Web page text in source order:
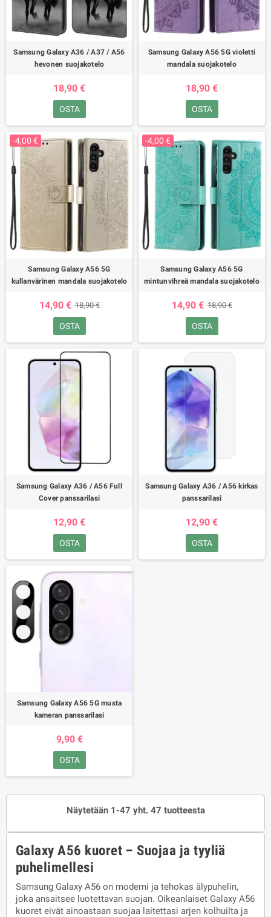
Samsung Galaxy A36 / A37 / A56
hevonen suojakotelo
18,90 €
OSTA
Samsung Galaxy A56 5G violetti
mandala suojakotelo
18,90 €
OSTA
-4,00 €
Samsung Galaxy A56 5G
kullanvärinen mandala suojakotelo
14,90 € 18,90 €
OSTA
-4,00 €
Samsung Galaxy A56 5G
mintunvihreä mandala suojakotelo
14,90 € 18,90 €
OSTA
Samsung Galaxy A36 / A56 Full
Cover panssarilasi
12,90 €
OSTA
Samsung Galaxy A36 / A56 kirkas
panssarilasi
12,90 €
OSTA
Samsung Galaxy A56 5G musta
kameran panssarilasi
9,90 €
OSTA
Näytetään 1-47 yht. 47 tuotteesta
Galaxy A56 kuoret – Suojaa ja tyyliä
puhelimellesi
Samsung Galaxy A56 on moderni ja tehokas älypuhelin,
joka ansaitsee luotettavan suojan. Oikeanlaiset Galaxy A56
kuoret eivät ainoastaan suojaa laitettasi arjen kolhuilta ja